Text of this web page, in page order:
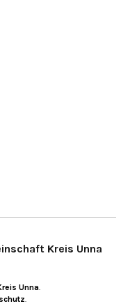
Kreis Unna
Unna